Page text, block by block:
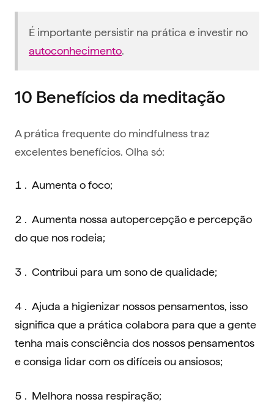
É importante persistir na prática e investir no
autoconhecimento.
10 Benefícios da meditação
A prática frequente do mindfulness traz
excelentes benefícios. Olha só:
Aumenta o foco‍;
Aumenta nossa autopercepção e percepção
do que nos rodeia;
Contribui para um sono de qualidade;
Ajuda a higienizar nossos pensamentos, isso
significa que a prática colabora para que a gente
tenha mais consciência dos nossos pensamentos
e consiga lidar com os difíceis ou ansiosos;
Melhora nossa respiração;